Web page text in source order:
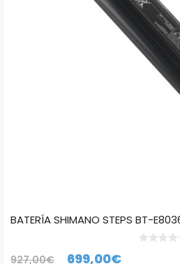
BATERÍA SHIMANO STEPS BT-
927,00€
El
699,00€El